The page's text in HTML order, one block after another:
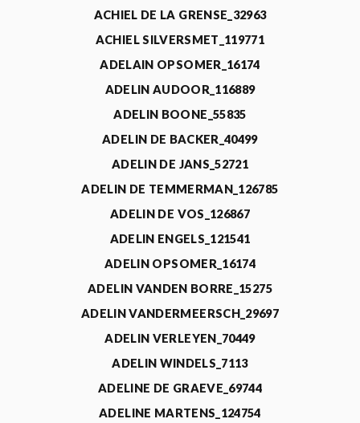
ACHIEL DE LA GRENSE_32963
ACHIEL SILVERSMET_119771
ADELAIN OPSOMER_16174
ADELIN AUDOOR_116889
ADELIN BOONE_55835
ADELIN DE BACKER_40499
ADELIN DE JANS_52721
ADELIN DE TEMMERMAN_126785
ADELIN DE VOS_126867
ADELIN ENGELS_121541
ADELIN OPSOMER_16174
ADELIN VANDEN BORRE_15275
ADELIN VANDERMEERSCH_29697
ADELIN VERLEYEN_70449
ADELIN WINDELS_7113
ADELINE DE GRAEVE_69744
ADELINE MARTENS_124754